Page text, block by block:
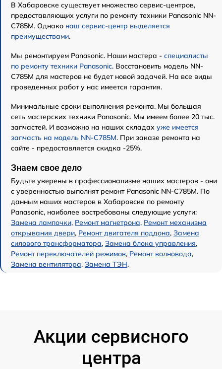
В Хабаровске существует множество сервис-центров,
предоставляющих услуги по ремонту техники Panasonic NN-
C785M. Однако наш сервис-центр выделяется
преимуществами.
Мы ремонтируем Panasonic. Наши мастера - специалисты
по ремонту техники Panasonic. Восстановить модель NN-
C785M для мастеров не будет новой задачей. На все виды
проведенных работ у нас имеется гарантия.
Минимальные сроки выполнения ремонта. Мы большая
сеть мастерских техники Panasonic. Мы имеем более 20 тыс.
запчастей. И возможно на наших складах уже имеется
запчасть на модель NN-C785M. При заказе ремонта на
сайте - предоставляется скидка -25%.
Знаем свое дело
Будьте уверены в профессионализме наших мастеров - они
с уверенностью выполнят ремонт Panasonic NN-C785M. По
данным наших мастеров в Хабаровске по ремонту
Panasonic, наиболее востребованы следующие услуги:
Замена лампочки, Ремонт магнетрона, Ремонт механизма
открывания двери, Ремонт двигателя поддона, Замена
силового трансформатора, Замена блока управления,
Ремонт переключателей режимов, Ремонт волновода,
Замена вентилятора, Замена ТЭН.
Акции сервисного
центра